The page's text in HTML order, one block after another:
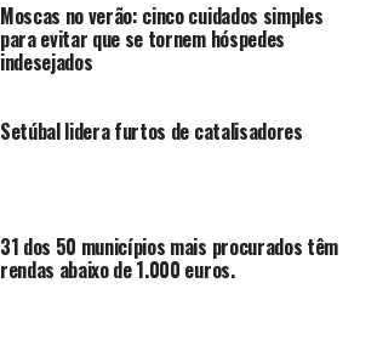
Moscas no verão: cinco cuidados simples
para evitar que se tornem hóspedes
indesejados
Setúbal lidera furtos de catalisadores
31 dos 50 municípios mais procurados têm
rendas abaixo de 1.000 euros.